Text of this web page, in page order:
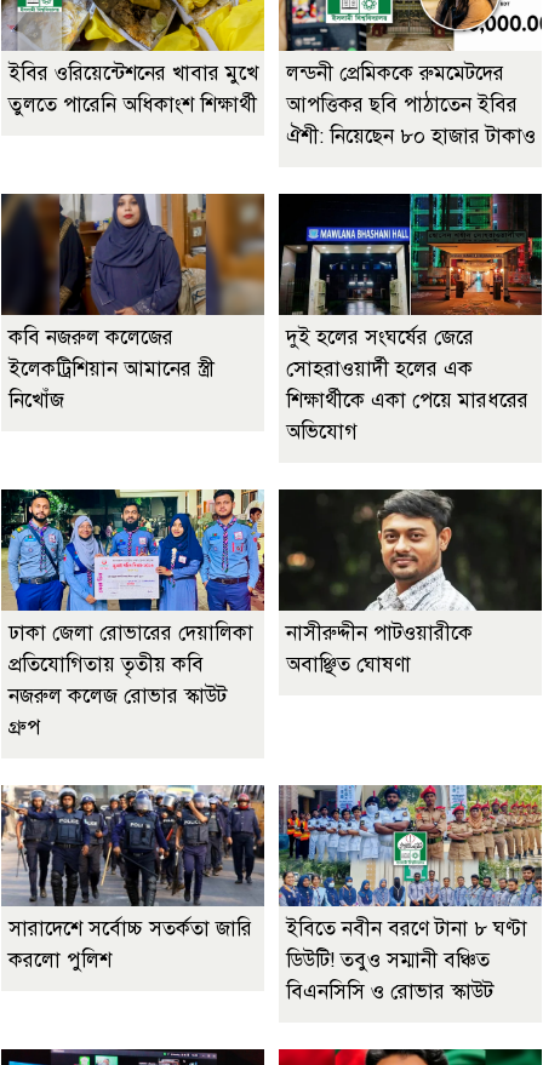
ইবির ওরিয়েন্টেশনের খাবার মুখে
তুলতে পারেনি অধিকাংশ শিক্ষার্থী
লন্ডনী প্রেমিককে রুমমেটদের
আপত্তিকর ছবি পাঠাতেন ইবির
ঐশী: নিয়েছেন ৮০ হাজার টাকাও
কবি নজরুল কলেজের
ইলেকট্রিশিয়ান আমানের স্ত্রী
নিখোঁজ
দুই হলের সংঘর্ষের জেরে
সোহরাওয়ার্দী হলের এক
শিক্ষার্থীকে একা পেয়ে মারধরের
অভিযোগ
ঢাকা জেলা রোভারের দেয়ালিকা
প্রতিযোগিতায় তৃতীয় কবি
নজরুল কলেজ রোভার স্কাউট
গ্রুপ
নাসীরুদ্দীন পাটওয়ারীকে
অবাঞ্ছিত ঘোষণা
সারাদেশে সর্বোচ্চ সতর্কতা জারি
করলো পুলিশ
ইবিতে নবীন বরণে টানা ৮ ঘণ্টা
ডিউটি! তবুও সম্মানী বঞ্চিত
বিএনসিসি ও রোভার স্কাউট